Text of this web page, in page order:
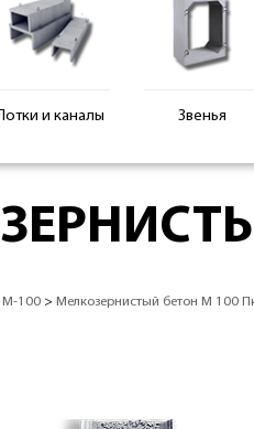
и каналы Звенья
М-100 > Мелкозернистый бетон М 100